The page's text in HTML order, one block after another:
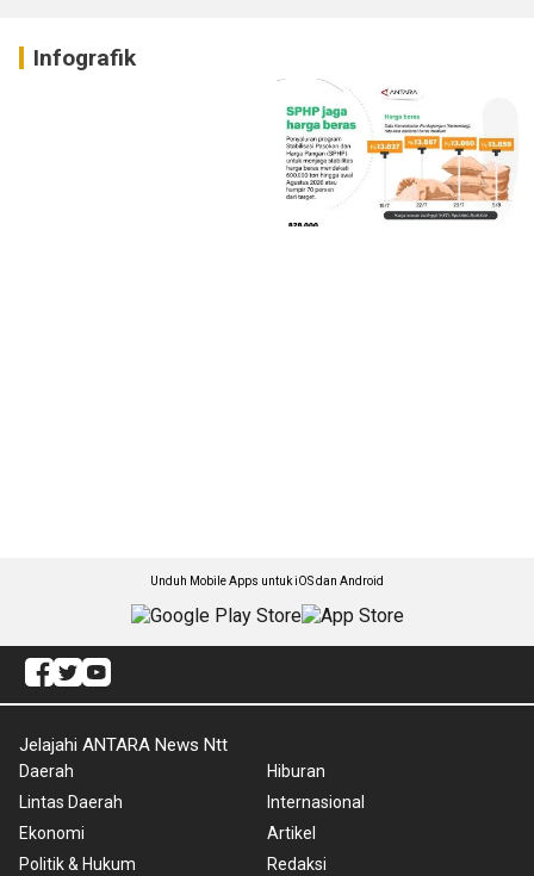
Infografik
Unduh Mobile Apps untuk iOS dan Android
Jelajahi ANTARA News Ntt
Daerah
Lintas Daerah
Ekonomi
Politik & Hukum
Hiburan
Internasional
Artikel
Redaksi